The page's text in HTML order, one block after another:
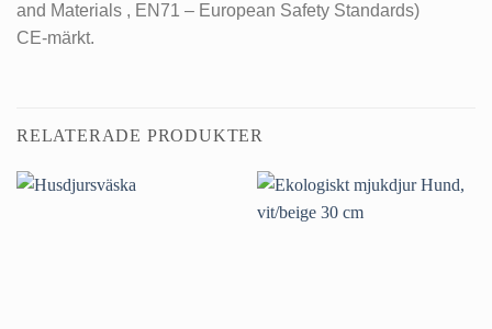
and Materials , EN71 – European Safety Standards)
CE-märkt.
RELATERADE PRODUKTER